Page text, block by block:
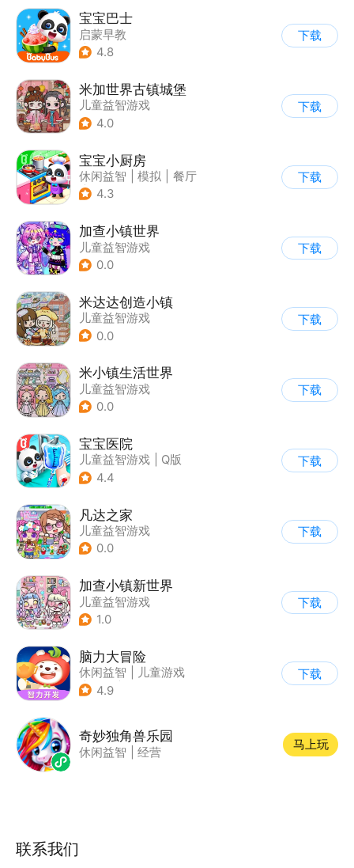
宝宝巴士
启蒙早教
| 儿童益智游戏
4.8
下载
米加世界古镇城堡
儿童益智游戏
4.0
下载
宝宝小厨房
休闲益智 模拟
餐厅
| 宝宝巴士
4.3
下载
加查小镇世界
儿童益智游戏
0.0
下载
米达达创造小镇
儿童益智游戏
0.0
下载
米小镇生活世界
儿童益智游戏
0.0
下载
宝宝医院
儿童益智游戏
Q版
4.4
下载
凡达之家
儿童益智游戏
0.0
下载
加查小镇新世界
儿童益智游戏
1.0
下载
脑力大冒险
休闲益智
儿童游戏
| 卡通
4.9
下载
奇妙独角兽乐园
休闲益智 经营
马上玩
联系我们